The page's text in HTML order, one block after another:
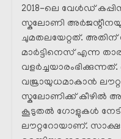
2018-ലെ വേൾഡ്
സ്കലോണി
ചുമതലയേറ്റത്. അതിന്
മാർട്ടിനെസ് എന്ന
വജ്രായുധമാകാൻ
സ്കലോണിക്ക്‌ കീഴിൽ
കൂടുതൽ ഗോളുകൾ
ലൗറ്ററോയാണ്.